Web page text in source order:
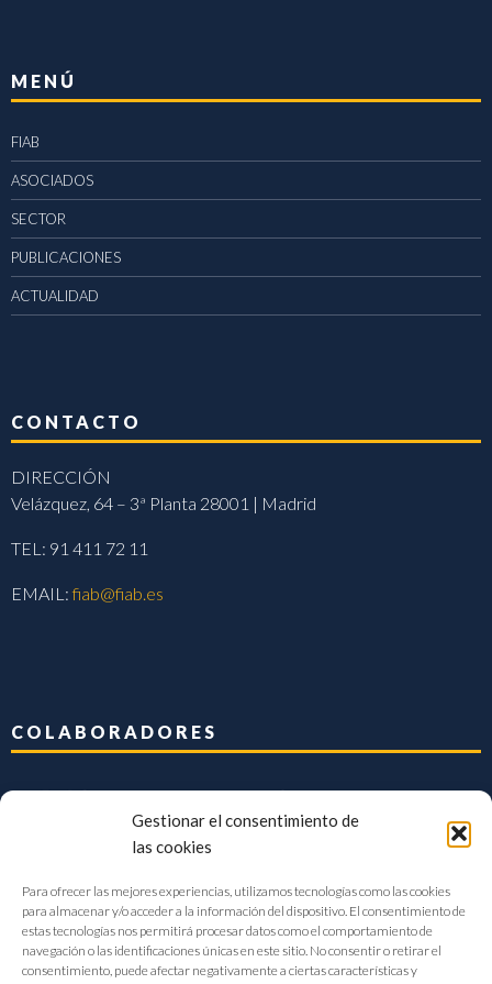
Gestionar el consentimiento de
las cookies
Para ofrecer las mejores experiencias, utilizamos tecnologías como las cookies
para almacenar y/o acceder a la información del dispositivo. El consentimiento de
estas tecnologías nos permitirá procesar datos como el comportamiento de
navegación o las identificaciones únicas en este sitio. No consentir o retirar el
consentimiento, puede afectar negativamente a ciertas características y
MENÚ
FIAB
ASOCIADOS
SECTOR
PUBLICACIONES
ACTUALIDAD
CONTACTO
DIRECCIÓN
Velázquez, 64 – 3ª Planta 28001 | Madrid
TEL: 91 411 72 11
EMAIL:fiab@fiab.es
COLABORADORES